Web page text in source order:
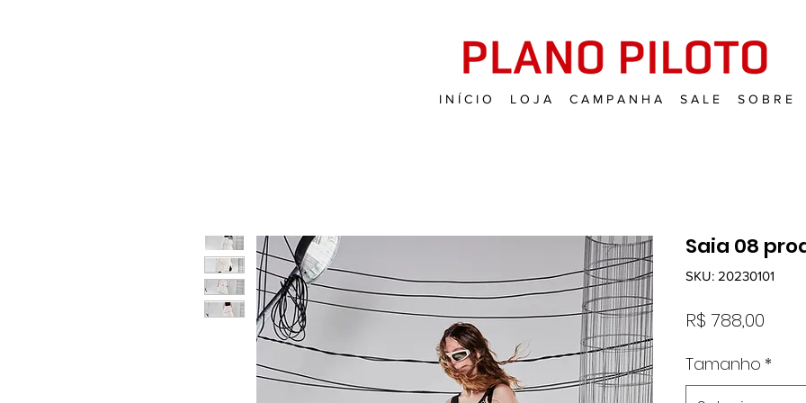
I N Í C I O L O J A C A M P A N H A S A L E S O B R E
Saia 08
SKU: 20230101
R$ 788,00
Tamanho *